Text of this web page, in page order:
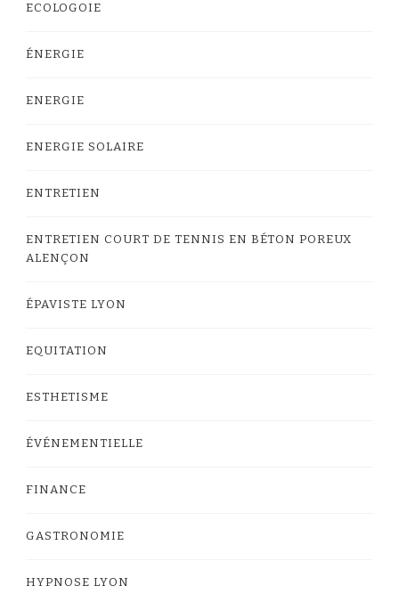
ECOLOGOIE
ÉNERGIE
ENERGIE
ENERGIE SOLAIRE
ENTRETIEN
ENTRETIEN COURT DE TENNIS EN BÉTON POREUX
ALENÇON
ÉPAVISTE LYON
EQUITATION
ESTHETISME
ÉVÉNEMENTIELLE
FINANCE
GASTRONOMIE
HYPNOSE LYON